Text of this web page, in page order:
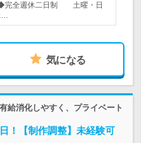
◆完全週休二日制 土曜・日
気になる
給消化しやすく、プライベート
！【制作調整】未経験可